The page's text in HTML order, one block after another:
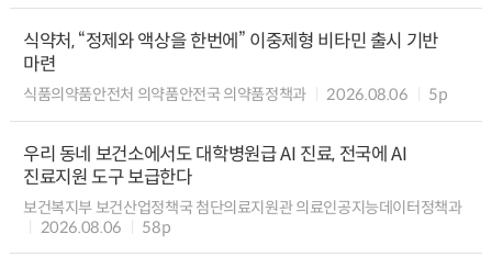
식약처, “정제와 액상을 한번에” 이중제형 비타민 출시 기반
마련
식품의약품안전처 의약품안전국 의약품정책과 2026.08.06 5p
우리 동네 보건소에서도 대학병원급 AI 진료, 전국에 AI
진료지원 도구 보급한다
보건복지부 보건산업정책국 첨단의료지원관 의료인공지능데이터정책과
2026.08.06
58p